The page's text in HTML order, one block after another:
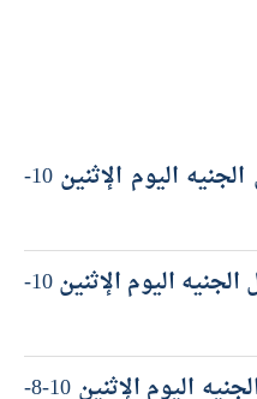
سعر الدرهم الإماراتي مقابل الجنيه اليوم الإثنين 10-
سعر الجنيه الإسترليني مقابل الجنيه اليوم الإثنين 10-
سعر الريال السعودي مقابل الجنيه اليوم الإثنين 10-8-